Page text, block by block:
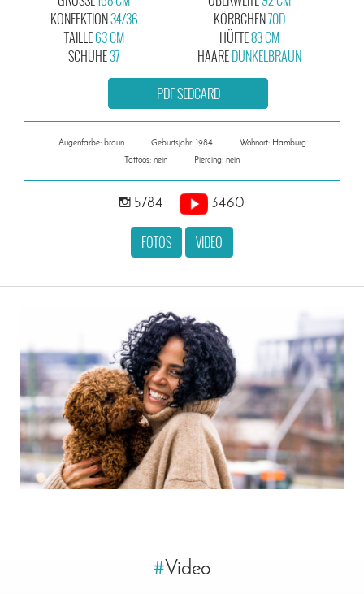
KONFEKTION34/36
KÖRBCHEN70D
TAILLE63 CM
SCHUHE37
HÜFTE83 CM
HAAREDUNKELBRAUN
PDF SEDCARD
Augenfarbe: braun Geburtsjahr: 1984
Wohnort: Hamburg
Tattoos: nein
Piercing: nein
5784 3460
FOTOS VIDEO
#Video